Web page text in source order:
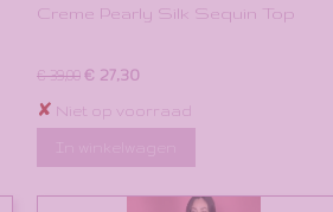
Creme Pearly Silk Sequin Top
€ 39,00 € 27,30
✘ Niet op voorraad